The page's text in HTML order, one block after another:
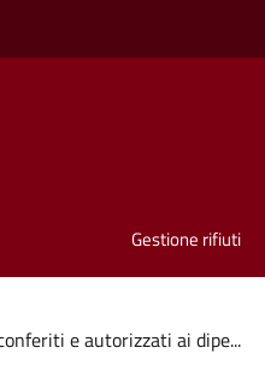
Gestione rifiuti
e autorizzati ai dipe...